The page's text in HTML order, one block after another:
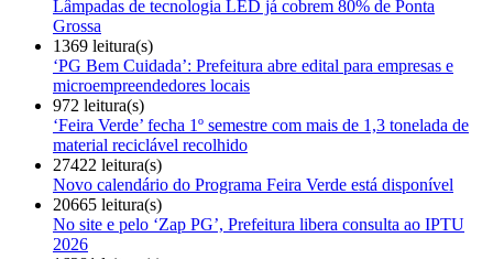
Lâmpadas de tecnologia LED já cobrem 80% de Ponta
Grossa
1369 leitura(s)
‘PG Bem Cuidada’: Prefeitura abre edital para empresas e
microempreendedores locais
972 leitura(s)
‘Feira Verde’ fecha 1º semestre com mais de 1,3 tonelada de
material reciclável recolhido
27422 leitura(s)
Novo calendário do Programa Feira Verde está disponível
20665 leitura(s)
No site e pelo ‘Zap PG’, Prefeitura libera consulta ao IPTU
2026